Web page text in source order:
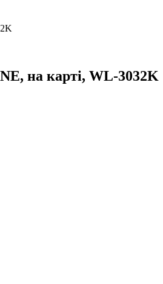
на карті, WL-3032K